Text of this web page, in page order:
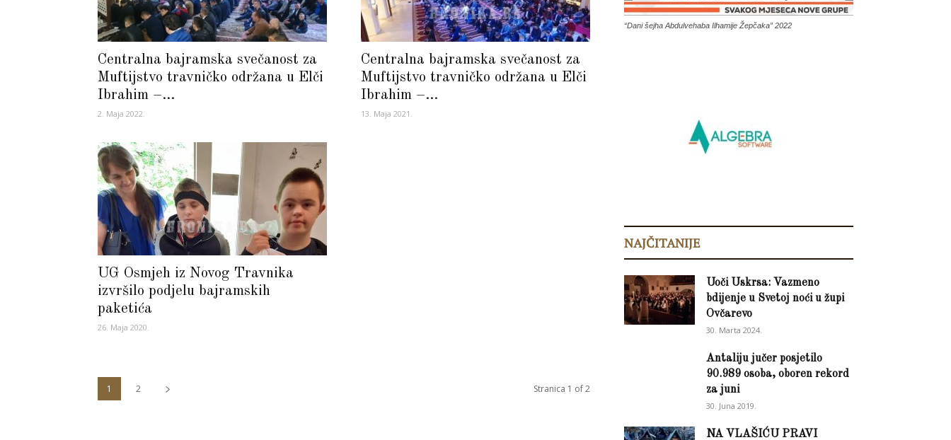
Centralna bajramska svečanost za
Muftijstvo travničko održana u Elči
Ibrahim –...
2. Maja 2022.
Centralna bajramska svečanost za
Muftijstvo travničko održana u Elči
Ibrahim –...
13. Maja 2021.
UG Osmjeh iz Novog Travnika
izvršilo podjelu bajramskih
paketića
26. Maja 2020.
1 2 Stranica 1 of 2
“Dani šejha Abdulvehaba Ilhamije Žepčaka” 2022
NAJČITANIJE
Uoči Uskrsa: Vazmeno
bdijenje u Svetoj noći u župi
Ovčarevo
30. Marta 2024.
Antaliju jučer posjetilo
90.989 osoba, oboren rekord
za juni
30. Juna 2019.
NA VLAŠIĆU PRAVI